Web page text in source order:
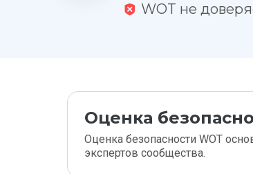
WOT не
Оценка
Оценка безопасности WOT
экспертов сообщества.